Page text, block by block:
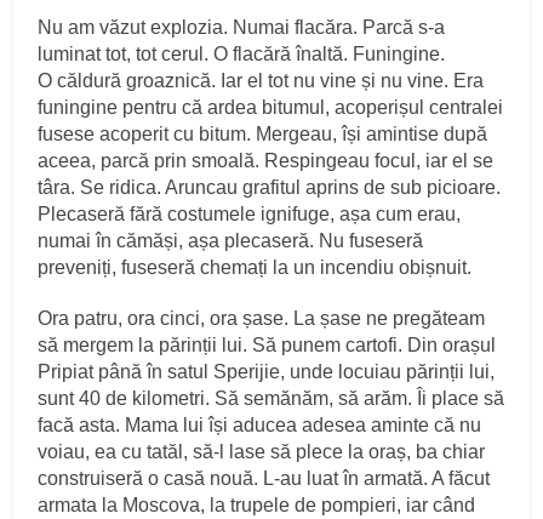
Nu am văzut explozia. Numai flacăra. Parcă s‑a
luminat tot, tot cerul. O flacără înaltă. Funingine.
O căldură groaznică. Iar el tot nu vine și nu vine. Era
funingine pentru că ardea bitumul, acoperișul centralei
fusese acoperit cu bitum. Mergeau, își amintise după
aceea, parcă prin smoală. Respingeau focul, iar el se
târa. Se ridica. Aruncau grafitul aprins de sub picioare.
Plecaseră fără costumele ignifuge, așa cum erau,
numai în cămăși, așa plecaseră. Nu fuseseră
preveniți, fuseseră chemați la un incendiu obișnuit.
Ora patru, ora cinci, ora șase. La șase ne pregăteam
să mergem la părinții lui. Să punem cartofi. Din orașul
Pripiat până în satul Sperijie, unde locuiau părinții lui,
sunt 40 de kilometri. Să semănăm, să arăm. Îi place să
facă asta. Mama lui își aducea adesea aminte că nu
voiau, ea cu tatăl, să‑l lase să plece la oraș, ba chiar
construiseră o casă nouă. L‑au luat în armată. A făcut
armata la Moscova, la trupele de pompieri, iar când